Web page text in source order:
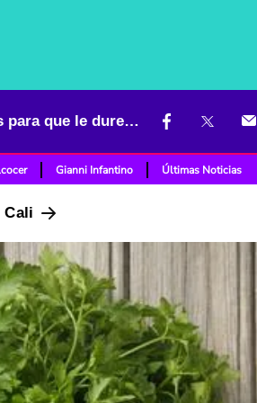
Conserve fresco el perejil en la nevera con estos métodos efectivos para que le dure más
Gianni Infantino Últimas Noticias
Cali